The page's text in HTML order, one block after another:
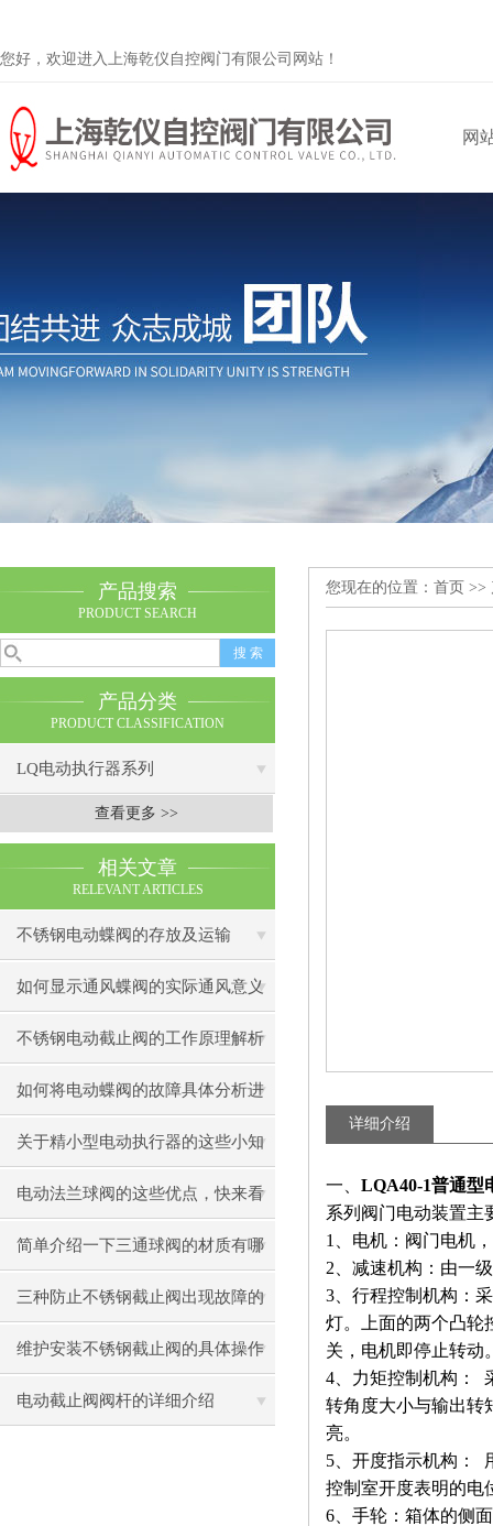
您好，欢迎进入上海乾仪自控阀门有限公司网站！
网
产品搜索
PRODUCT SEARCH
产品分类
PRODUCT CLASSIFICATION
LQ电动执行器系列
查看更多 >>
相关文章
RELEVANT ARTICLES
不锈钢电动蝶阀的存放及运输
如何显示通风蝶阀的实际通风意义
不锈钢电动截止阀的工作原理解析
如何将电动蝶阀的故障具体分析进
行处理
关于精小型电动执行器的这些小知
识，快来了解吧！
电动法兰球阀的这些优点，快来看
看吧
简单介绍一下三通球阀的材质有哪
些
三种防止不锈钢截止阀出现故障的
方法
维护安装不锈钢截止阀的具体操作
说明
电动截止阀阀杆的详细介绍
您现在的位置： 首页 >>
详细介绍
一、 LQA40-1普通型
系列阀门电动装置主
1、电机：阀门电机
2、减速机构：由一
3、行程控制机构：
灯。上面的两个凸轮
关，电机即停止转动
4、力矩控制机构：
转角度大小与输出转
亮。
5、开度指示机构：
控制室开度表明的电
6、手轮：箱体的侧